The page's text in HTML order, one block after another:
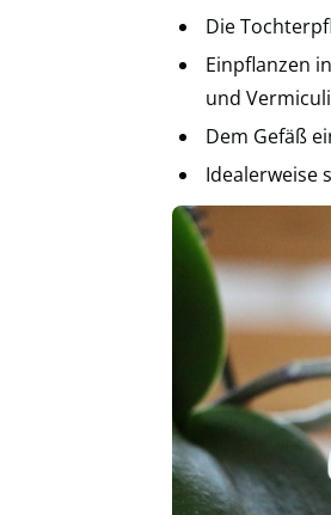
Die
Einpflanzen
und
Dem Gefäß
Idealerweise